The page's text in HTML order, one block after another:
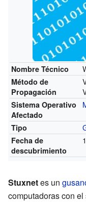
Nombre Técnico
Método de
Propagación
Sistema Operativo
Afectado
Tipo
Fecha de
descubrimiento
Stuxnetes un
computadoras con